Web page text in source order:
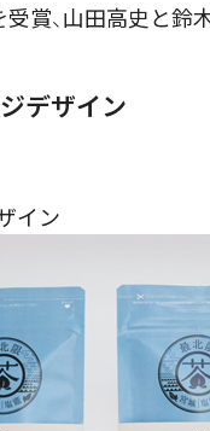
賞、山田高史と鈴
デザイン
イン